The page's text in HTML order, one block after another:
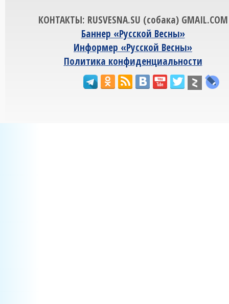
КОНТАКТЫ: RUSVESNA.SU (собака) GMAIL.COM
Баннер «Русской Весны»
Информер «Русской Весны»
Политика конфиденциальности